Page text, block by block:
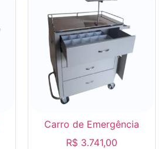
Carro de Emergência
R$3.741,00